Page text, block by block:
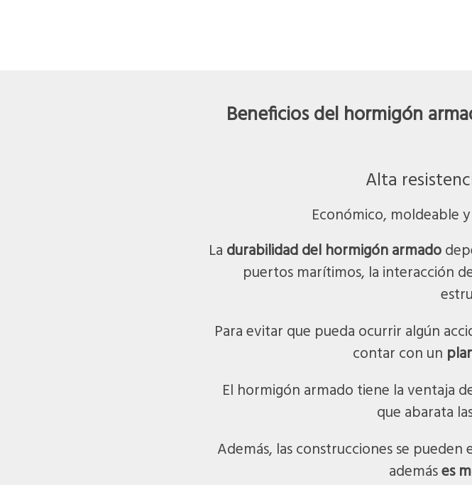
Beneficios del hormigón
Alta
Económico, moldeable
La durabilidad del hormigón armado
puertos marítimos, la interacción
Para evitar que pueda ocurrir algún
contar con un
El hormigón armado tiene la ventaja
que abarata
Además, las construcciones se
ademáses